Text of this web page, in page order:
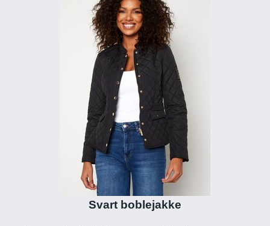
Svart boblejakke